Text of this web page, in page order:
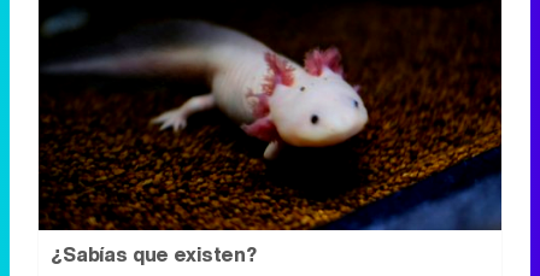
¿Sabías que existen?